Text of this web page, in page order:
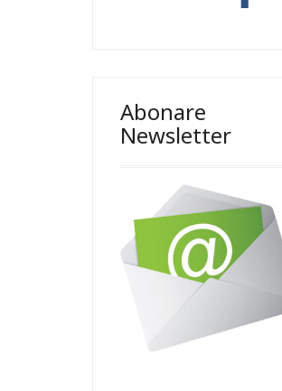
Abonare
Newsletter